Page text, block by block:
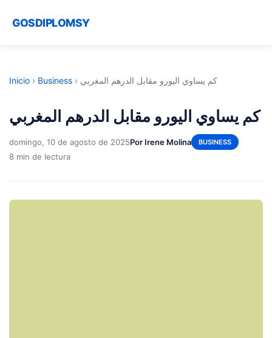
GOSDIPLOMSY
Inicio › Business › كم يساوي اليورو مقابل الدرهم المغربي
كم يساوي اليورو مقابل الدرهم المغربي
domingo, 10 de agosto de 2025Por Irene Molina BUSINESS
8 min de lectura